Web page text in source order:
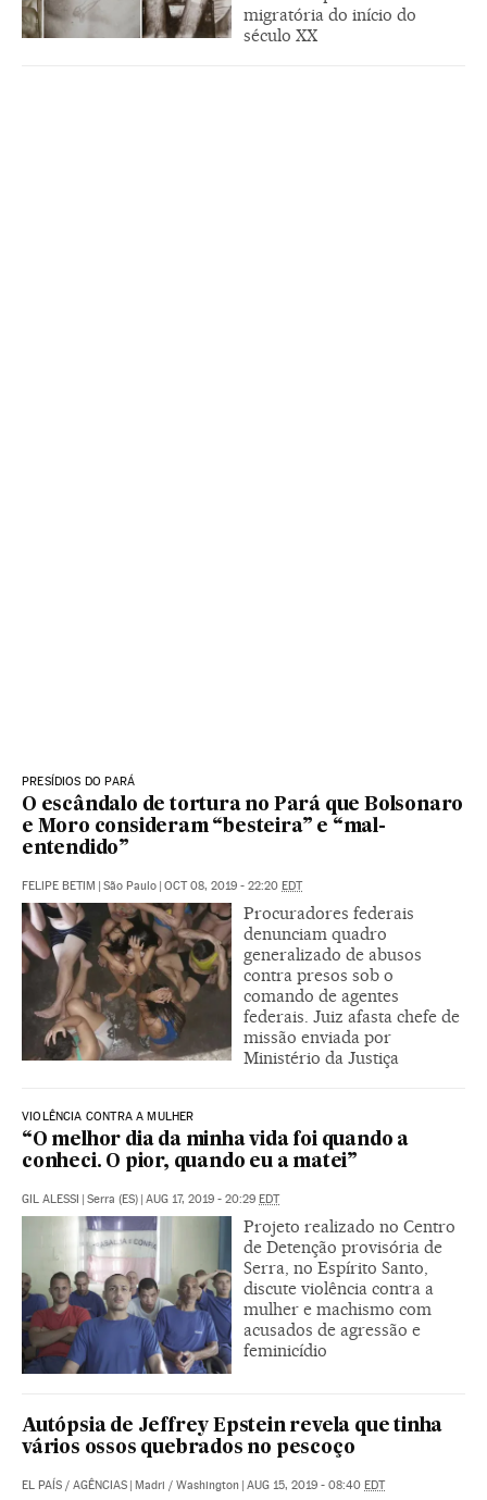
migratória do início do
século XX
PRESÍDIOS DO PARÁ
O escândalo de tortura no Pará que Bolsonaro
e Moro consideram “besteira” e “mal-
entendido”
FELIPE BETIM | São Paulo | OCT 08, 2019 - 22:20 EDT
Procuradores federais
denunciam quadro
generalizado de abusos
contra presos sob o
comando de agentes
federais. Juiz afasta chefe de
missão enviada por
Ministério da Justiça
VIOLÊNCIA CONTRA A MULHER
“O melhor dia da minha vida foi quando a
conheci. O pior, quando eu a matei”
GIL ALESSI | Serra (ES) | AUG 17, 2019 - 20:29 EDT
Projeto realizado no Centro
de Detenção provisória de
Serra, no Espírito Santo,
discute violência contra a
mulher e machismo com
acusados de agressão e
feminicídio
Autópsia de Jeffrey Epstein revela que tinha
vários ossos quebrados no pescoço
EL PAÍS / AGÊNCIAS | Madri / Washington | AUG 15, 2019 - 08:40 EDT